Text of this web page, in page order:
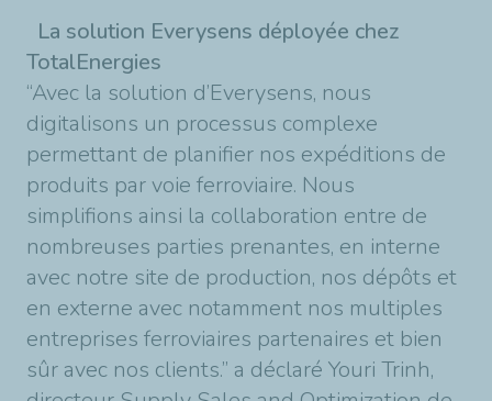
La solution Everysens déployée chez
TotalEnergies
“Avec la solution d’Everysens, nous
digitalisons un processus complexe
permettant de planifier nos expéditions de
produits par voie ferroviaire. Nous
simplifions ainsi la collaboration entre de
nombreuses parties prenantes, en interne
avec notre site de production, nos dépôts et
en externe avec notamment nos multiples
entreprises ferroviaires partenaires et bien
sûr avec nos clients.” a déclaré Youri Trinh,